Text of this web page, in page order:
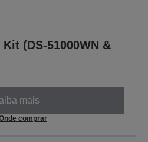
(DS-51000WN &
mais
comprar